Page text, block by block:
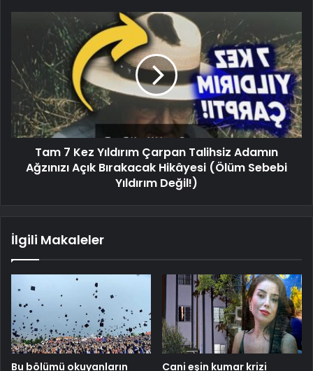
Tam 7 Kez Yıldırım Çarpan Talihsiz Adamın
Ağzınızı Açık Bırakacak Hikâyesi (Ölüm Sebebi
Yıldırım Değil!)
İlgili Makaleler
Bu bölümü okuyanların Cani eşin kumar krizi